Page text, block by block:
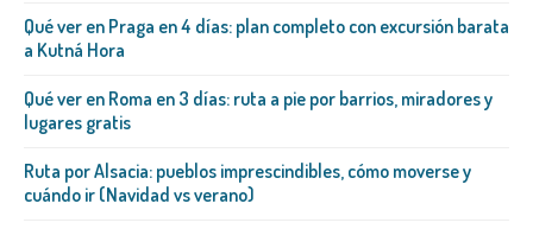
Qué ver en Praga en 4 días: plan completo con excursión barata
a Kutná Hora
Qué ver en Roma en 3 días: ruta a pie por barrios, miradores y
lugares gratis
Ruta por Alsacia: pueblos imprescindibles, cómo moverse y
cuándo ir (Navidad vs verano)